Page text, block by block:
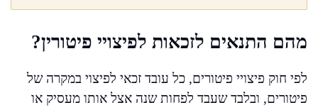
מהם התנאים לזכאות לפיצויי פיטורין?
לפי חוק פיצויי פיטורים, כל עובד זכאי לפיצוי במקרה של
פיטורים, ובלבד שעבד לפחות שנה אצל אותו מעסיק או